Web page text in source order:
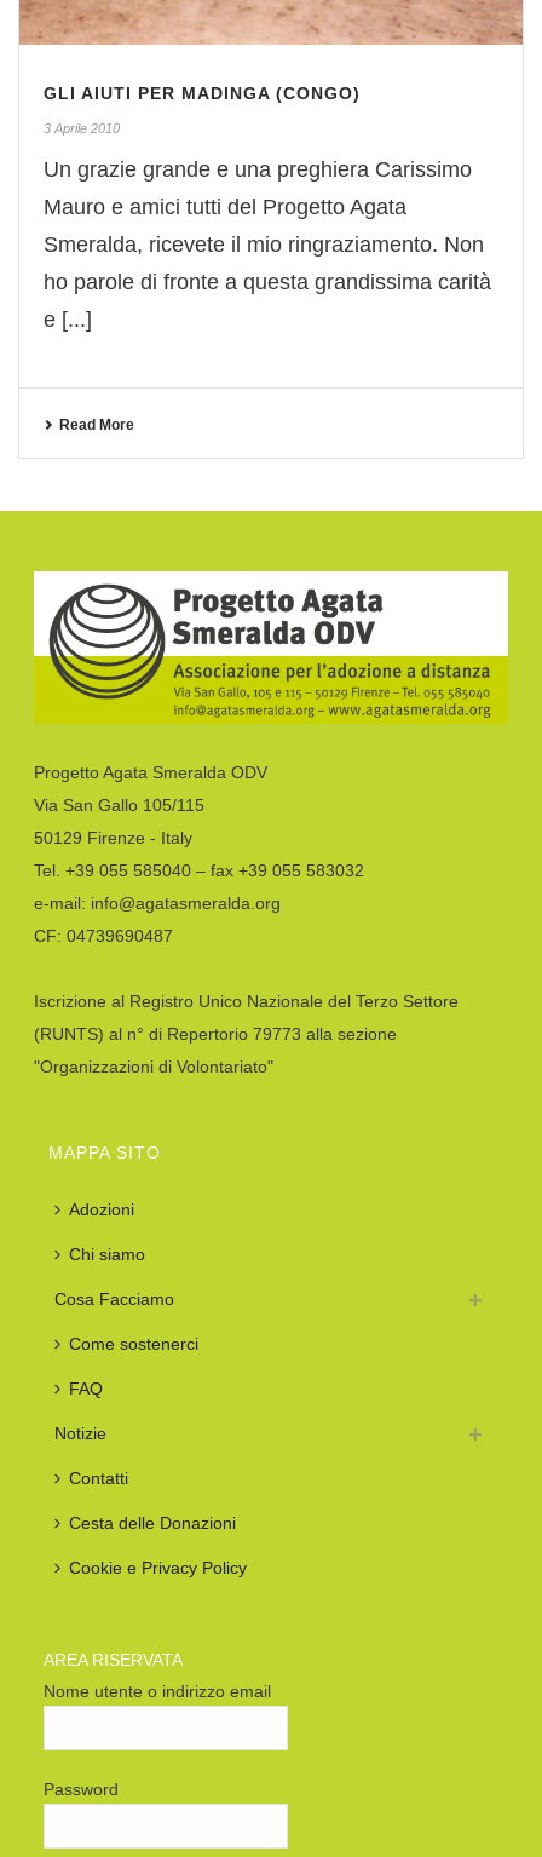
GLI AIUTI PER MADINGA (CONGO)
3 Aprile 2010
Un grazie grande e una preghiera Carissimo
Mauro e amici tutti del Progetto Agata
Smeralda, ricevete il mio ringraziamento. Non
ho parole di fronte a questa grandissima carità
e [...]
Read More
Progetto Agata Smeralda ODV
Via San Gallo 105/115
50129 Firenze - Italy
Tel. +39 055 585040 – fax +39 055 583032
e-mail: info@agatasmeralda.org
CF: 04739690487
Iscrizione al Registro Unico Nazionale del Terzo Settore
(RUNTS) al n° di Repertorio 79773 alla sezione
"Organizzazioni di Volontariato"
MAPPA SITO
Adozioni
Chi siamo
Cosa Facciamo
Come sostenerci
FAQ
Notizie
Contatti
Cesta delle Donazioni
Cookie e Privacy Policy
AREA RISERVATA
Nome utente o indirizzo email
Password